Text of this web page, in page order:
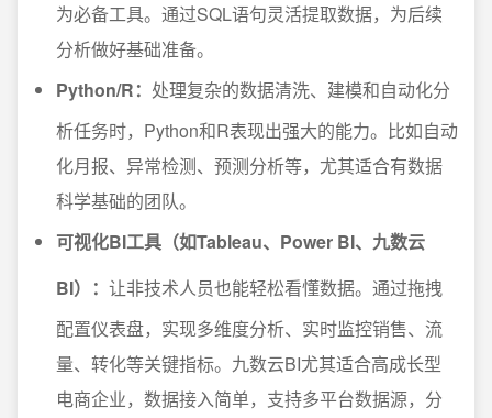
为必备工具。通过SQL语句灵活提取数据，为后续
分析做好基础准备。
Python/R： 处理复杂的数据清洗、建模和自动化分
析任务时，Python和R表现出强大的能力。比如自动
化月报、异常检测、预测分析等，尤其适合有数据
科学基础的团队。
可视化BI工具（如Tableau、Power BI、九数云
BI）： 让非技术人员也能轻松看懂数据。通过拖拽
配置仪表盘，实现多维度分析、实时监控销售、流
量、转化等关键指标。九数云BI尤其适合高成长型
电商企业，数据接入简单，支持多平台数据源，分